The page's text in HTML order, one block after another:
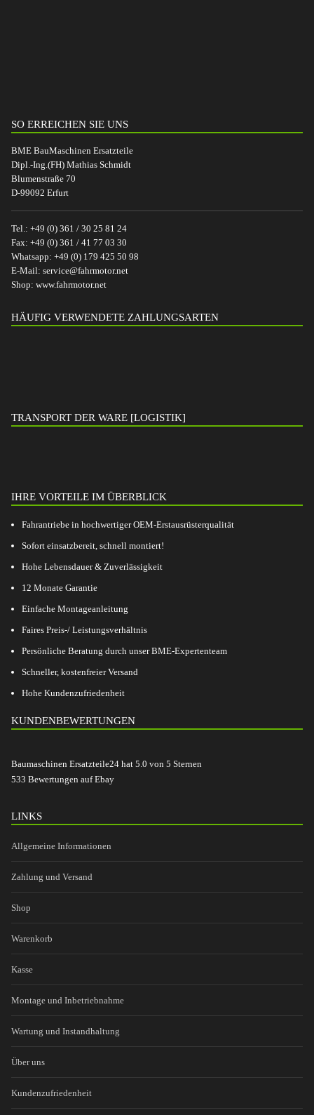
SO ERREICHEN SIE UNS
BME BauMaschinen Ersatzteile
Dipl.-Ing.(FH) Mathias Schmidt
Blumenstraße 70
D-99092 Erfurt
Tel.: +49 (0) 361 / 30 25 81 24
Fax: +49 (0) 361 / 41 77 03 30
Whatsapp: +49 (0) 179 425 50 98
E-Mail: service@fahrmotor.net
Shop: www.fahrmotor.net
HÄUFIG VERWENDETE ZAHLUNGSARTEN
TRANSPORT DER WARE [LOGISTIK]
IHRE VORTEILE IM ÜBERBLICK
Fahrantriebe in hochwertiger OEM-Erstausrüsterqualität
Sofort einsatzbereit, schnell montiert!
Hohe Lebensdauer & Zuverlässigkeit
12 Monate Garantie
Einfache Montageanleitung
Faires Preis-/ Leistungsverhältnis
Persönliche Beratung durch unser BME-Expertenteam
Schneller, kostenfreier Versand
Hohe Kundenzufriedenheit
KUNDENBEWERTUNGEN
Baumaschinen Ersatzteile24 hat 5.0 von 5 Sternen
533 Bewertungen auf Ebay
LINKS
Allgemeine Informationen
Zahlung und Versand
Shop
Warenkorb
Kasse
Montage und Inbetriebnahme
Wartung und Instandhaltung
Über uns
Kundenzufriedenheit